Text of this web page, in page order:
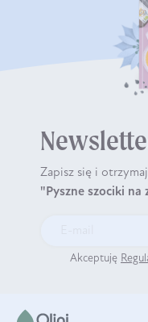
Zapisz się i otrzymaj
"Pyszne szociki
Akceptuję